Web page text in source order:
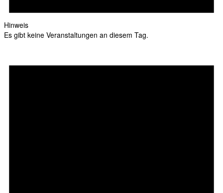
Hinweis
Es gibt keine Veranstaltungen an diesem Tag.